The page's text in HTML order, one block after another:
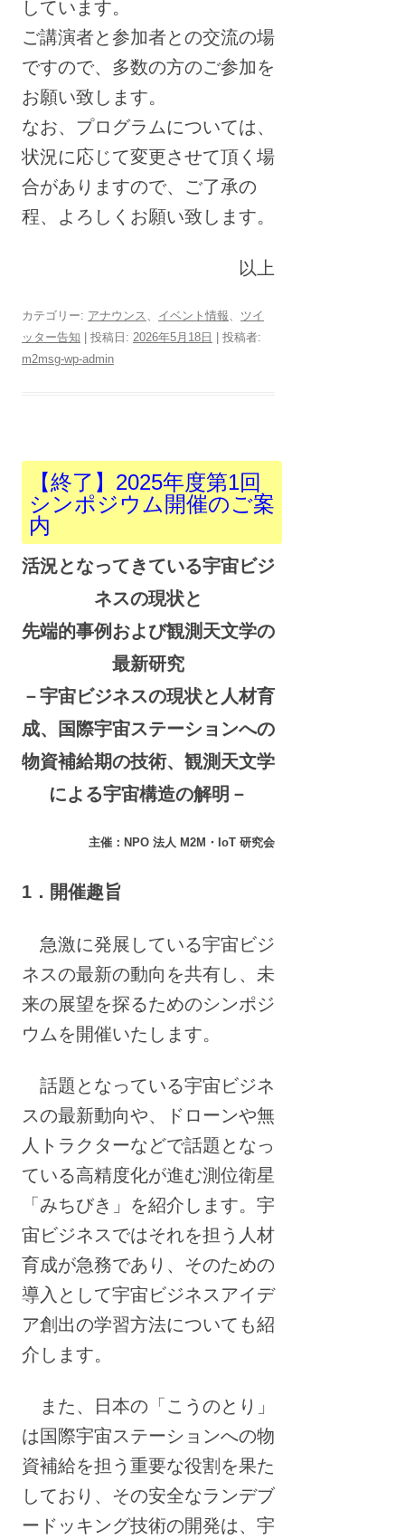
しています。
ご講演者と参加者との交流の場
ですので、多数の方のご参加を
お願い致します。
なお、プログラムについては、
状況に応じて変更させて頂く場
合がありますので、ご了承の
程、よろしくお願い致します。
以上
カテゴリー: アナウンス 、 イベント情報、 ツイ
ッター告知 | 投稿日: 2026年5月18日
投稿者:
m2msg-wp-admin
【終了】2025年度第1回
シンポジウム開催のご案
内
活況となってきている宇宙ビジ
ネスの現状と
先端的事例および観測天文学の
最新研究
－宇宙ビジネスの現状と人材育
成、国際宇宙ステーションへの
物資補給期の技術、観測天文学
による宇宙構造の解明－
主催：NPO 法人 M2M・IoT 研究会
1．開催趣旨
急激に発展している宇宙ビジ
ネスの最新の動向を共有し、未
来の展望を探るためのシンポジ
ウムを開催いたします。
話題となっている宇宙ビジネ
スの最新動向や、ドローンや無
人トラクターなどで話題となっ
ている高精度化が進む測位衛星
「みちびき」を紹介します。宇
宙ビジネスではそれを担う人材
育成が急務であり、そのための
導入として宇宙ビジネスアイデ
ア創出の学習方法についても紹
介します。
また、日本の「こうのとり」
は国際宇宙ステーションへの物
資補給を担う重要な役割を果た
しており、その安全なランデブ
ードッキング技術の開発は、宇